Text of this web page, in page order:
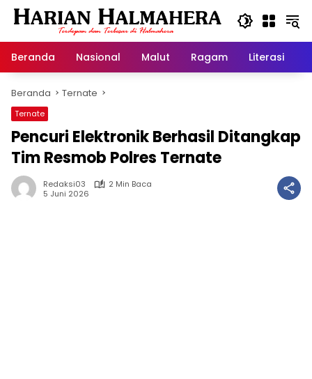
Langsung
Beranda
Nasional Malut Ragam Literasi
Beranda Ternate
Ternate
Pencuri Elektronik Berhasil Ditangkap
Tim Resmob Polres Ternate
Redaksi03
2 Min Baca
5 Juni 2026